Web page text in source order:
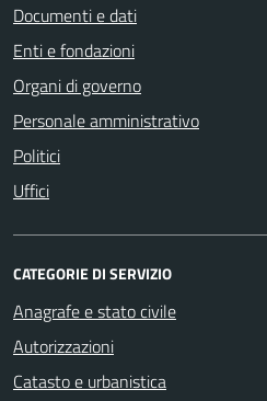
Documenti e dati
Enti e fondazioni
Organi di governo
Personale amministrativo
Politici
Uffici
CATEGORIE DI SERVIZIO
Anagrafe e stato civile
Autorizzazioni
Catasto e urbanistica